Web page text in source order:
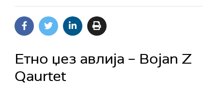
Етно џез авлија – Bojan Z
Qaurtet